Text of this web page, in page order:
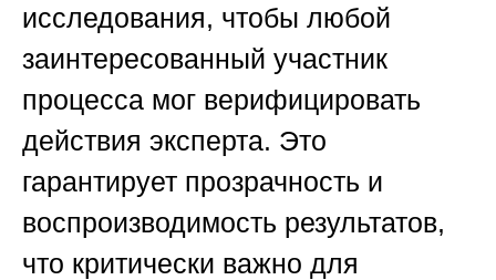
исследования, чтобы любой
заинтересованный участник
процесса мог верифицировать
действия эксперта. Это
гарантирует прозрачность и
воспроизводимость результатов,
что критически важно для